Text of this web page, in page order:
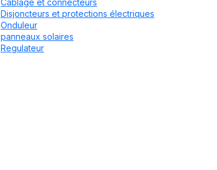
Disjoncteurs et protections électriques
Onduleur
panneaux solaires
Regulateur